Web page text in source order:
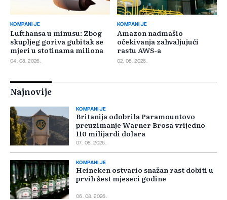
KOMPANIJE
Lufthansa u minusu: Zbog
skupljeg goriva gubitak se
mjeri u stotinama miliona
04. 08. 2026.
KOMPANIJE
Amazon nadmašio
očekivanja zahvaljujući
rastu AWS-a
02. 08. 2026.
Najnovije
KOMPANIJE
Britanija odobrila Paramountovo
preuzimanje Warner Brosa vrijedno
110 milijardi dolara
07. 08. 2026.
KOMPANIJE
Heineken ostvario snažan rast dobiti u
prvih šest mjeseci godine
06. 08. 2026.